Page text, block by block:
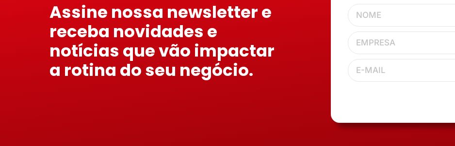
Assine nossa newsletter e
receba novidades e
notícias que vão impactar
a rotina do seu negócio.